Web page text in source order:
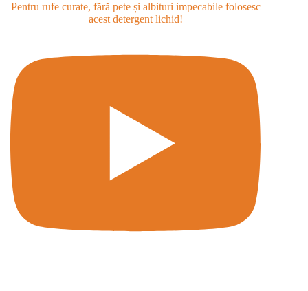
Pentru rufe curate, fără pete și albituri impecabile folosesc
acest detergent lichid!